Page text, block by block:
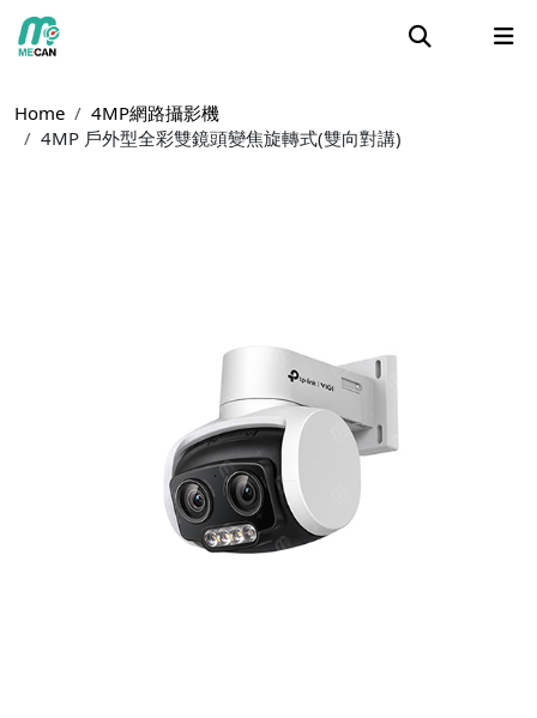
Home
4MP網路攝影機
4MP 戶外型全彩雙鏡頭變焦旋轉式(雙向對講)